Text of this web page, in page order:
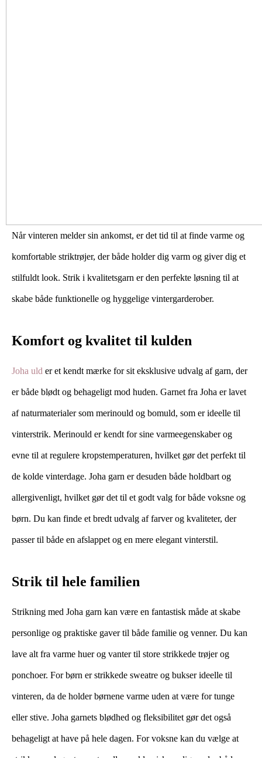
Når vinteren melder sin ankomst, er det tid til at finde varme og
komfortable striktrøjer, der både holder dig varm og giver dig et
stilfuldt look. Strik i kvalitetsgarn er den perfekte løsning til at
skabe både funktionelle og hyggelige vintergarderober.
Komfort og kvalitet til kulden
Joha uld er et kendt mærke for sit eksklusive udvalg af garn, der
er både blødt og behageligt mod huden. Garnet fra Joha er lavet
af naturmaterialer som merinould og bomuld, som er ideelle til
vinterstrik. Merinould er kendt for sine varmeegenskaber og
evne til at regulere kropstemperaturen, hvilket gør det perfekt til
de kolde vinterdage. Joha garn er desuden både holdbart og
allergivenligt, hvilket gør det til et godt valg for både voksne og
børn. Du kan finde et bredt udvalg af farver og kvaliteter, der
passer til både en afslappet og en mere elegant vinterstil.
Strik til hele familien
Strikning med Joha garn kan være en fantastisk måde at skabe
personlige og praktiske gaver til både familie og venner. Du kan
lave alt fra varme huer og vanter til store strikkede trøjer og
ponchoer. For børn er strikkede sweatre og bukser ideelle til
vinteren, da de holder børnene varme uden at være for tunge
eller stive. Joha garnets blødhed og fleksibilitet gør det også
behageligt at have på hele dagen. For voksne kan du vælge at